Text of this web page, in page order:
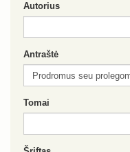
Autorius
Antraštė
Tomai